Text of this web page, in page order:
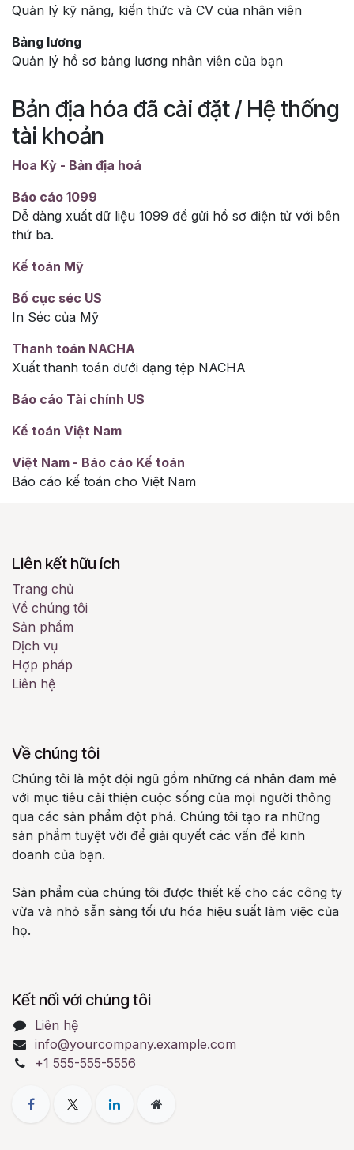
Quản lý kỹ năng, kiến thức và CV của nhân viên
Bảng lương
Quản lý hồ sơ bảng lương nhân viên của bạn
Bản địa hóa đã cài đặt / Hệ thống
tài khoản
Hoa Kỳ - Bản địa hoá
Báo cáo 1099
Dễ dàng xuất dữ liệu 1099 để gửi hồ sơ điện tử với bên
thứ ba.
Kế toán Mỹ
Bố cục séc US
In Séc của Mỹ
Thanh toán NACHA
Xuất thanh toán dưới dạng tệp NACHA
Báo cáo Tài chính US
Kế toán Việt Nam
Việt Nam - Báo cáo Kế toán
Báo cáo kế toán cho Việt Nam
Liên kết hữu ích
Trang chủ
Về chúng tôi
Sản phẩm
Dịch vụ
Hợp pháp
Liên hệ
Về chúng tôi
Chúng tôi là một đội ngũ gồm những cá nhân đam mê
với mục tiêu cải thiện cuộc sống của mọi người thông
qua các sản phẩm đột phá. Chúng tôi tạo ra những
sản phẩm tuyệt vời để giải quyết các vấn đề kinh
doanh của bạn.
Sản phẩm của chúng tôi được thiết kế cho các công ty
vừa và nhỏ sẵn sàng tối ưu hóa hiệu suất làm việc của
họ.
Kết nối với chúng tôi
Liên hệ
info@yourcompany.example.com
+1 555-555-5556